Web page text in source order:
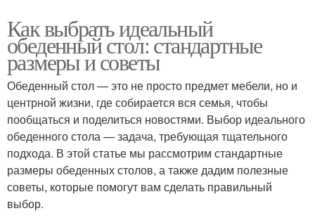
Как выбрать идеальный
обеденный стол: стандартные
размеры и советы
Обеденный стол — это не просто предмет мебели, но и
центрной жизни, где собирается вся семья, чтобы
пообщаться и поделиться новостями. Выбор идеального
обеденного стола — задача, требующая тщательного
подхода. В этой статье мы рассмотрим стандартные
размеры обеденных столов, а также дадим полезные
советы, которые помогут вам сделать правильный
выбор.